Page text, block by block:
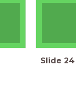
Slide 24